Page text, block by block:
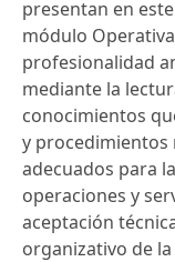
presentan en
módulo
profesionalidad
mediante la
conocimientos
y procedimientos
adecuados para
operaciones y
aceptación
organizativo de